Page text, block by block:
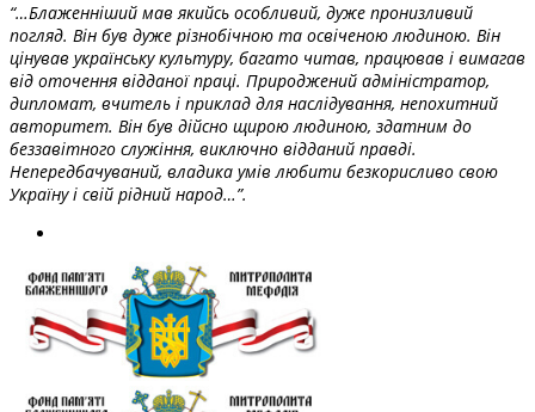
“…Блаженніший мав якийсь особливий, дуже пронизливий
погляд. Він був дуже різнобічною та освіченою людиною. Він
цінував українську культуру, багато читав, працював і вимагав
від оточення відданої праці. Природжений адміністратор,
дипломат, вчитель і приклад для наслідування, непохитний
авторитет. Він був дійсно щирою людиною, здатним до
беззавітного служіння, виключно відданий правді.
Непередбачуваний, владика умів любити безкорисливо свою
Україну і свій рідний народ…”.